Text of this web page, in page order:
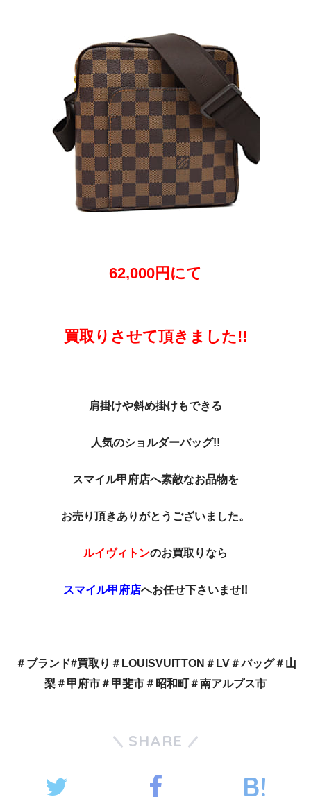
62,000円にて
買取りさせて頂きました!!
肩掛けや斜め掛けもできる
人気のショルダーバッグ!!
スマイル甲府店へ素敵なお品物を
お売り頂きありがとうございました。
ルイヴィトンのお買取りなら
スマイル甲府店へお任せ下さいませ!!
＃ブランド#買取り＃LOUISVUITTON＃LV＃バッグ＃山
梨＃甲府市＃甲斐市＃昭和町＃南アルプス市
SHARE